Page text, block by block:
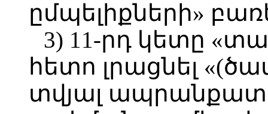
ըմպելիքների»
3) 11-րդ կետը
հետո լրացնել
տվյալ